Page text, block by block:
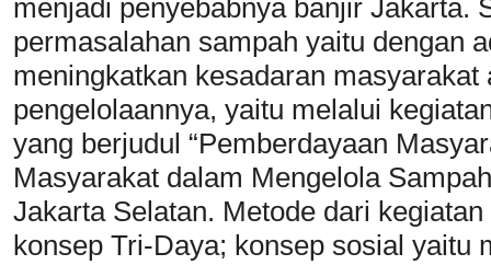
menjadi penyebabnya banjir Jakarta.
permasalahan sampah yaitu dengan
meningkatkan kesadaran
pengelolaannya, yaitu melalui
yang berjudul “Pemberdayaan
Masyarakat dalam Mengelola
Jakarta Selatan. Metode dari
konsep Tri-Daya; konsep sosial yaitu